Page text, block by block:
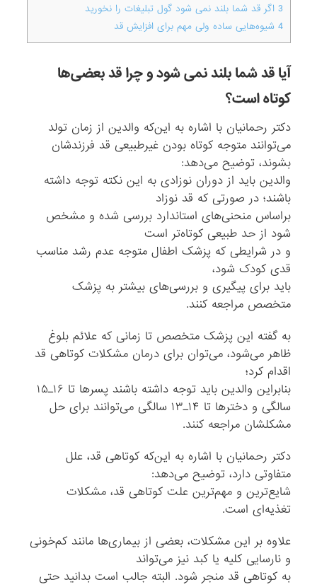
3 اگر قد شما بلند نمی شود گول تبلیغات را نخورید
4 شیوه‌هایی ساده ولی مهم برای افزایش قد
آیا قد شما بلند نمی شود و چرا قد بعضی‌ها
کوتاه است؟
دکتر رحمانیان با اشاره به این‌که والدین از زمان تولد
می‌توانند متوجه کوتاه بودن غیرطبیعی قد فرزندشان
بشوند، توضیح می‌دهد:
والدین باید از دوران نوزادی به این نکته توجه داشته
باشند؛ در صورتی که قد نوزاد
براساس منحنی‌های استاندارد بررسی شده و مشخص
شود از حد طبیعی کوتاه‌تر است
و در شرایطی که پزشک اطفال متوجه عدم رشد مناسب
قدی کودک شود،
باید برای پیگیری‌ و بررسی‌های بیشتر به پزشک
متخصص مراجعه کنند.
به گفته این پزشک متخصص تا زمانی که علائم بلوغ
ظاهر می‌شود، می‌توان برای درمان مشکلات کوتاهی قد
اقدام کرد؛
بنابراین والدین باید توجه داشته باشند پسرها تا ۱۶ـ۱۵
سالگی و دخترها تا ۱۴ـ۱۳ سالگی می‌توانند برای حل
مشکلشان مراجعه کنند.
دکتر رحمانیان با اشاره به این‌که کوتاهی قد، علل
متفاوتی دارد، توضیح می‌دهد:
شایع‌ترین و مهم‌ترین علت کوتاهی قد، مشکلات
تغذیه‌ای است.
علاوه بر این مشکلات، بعضی از بیماری‌ها مانند کم‌خونی
و نارسایی کلیه یا کبد نیز می‌تواند
به کوتاهی قد منجر شود. البته جالب است بدانید حتی